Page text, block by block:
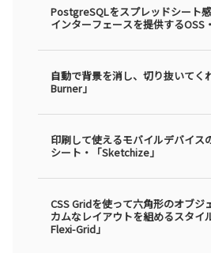
PostgreSQLをスプレッドシート
インターフェースを提供するOSS
自動で背景を消し、切り抜いてく
Burner」
印刷して使えるモバイルデバイス
シート・「Sketchize」
CSS Gridを使って六角形のオブジ
カムなレイアウトを組めるスタイ
Flexi-Grid」